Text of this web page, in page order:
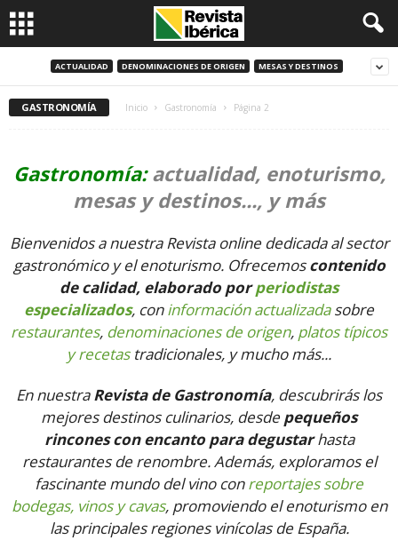
ACTUALIDAD DENOMINACIONES DE ORIGEN MESAS Y DESTINOS
GASTRONOMÍA Inicio Gastronomía Página 2
Gastronomía:actualidad, enoturismo,
mesas y destinos..., y más
Bienvenidos a nuestra Revista online dedicada al sector
gastronómico y el enoturismo. Ofrecemoscontenido
de calidad, elaborado porperiodistas
especializados, coninformación actualizadasobre
restaurantes, denominaciones de origen, platos típicos
y recetastradicionales, y mucho más...
En nuestraRevista de Gastronomía, descubrirás los
mejores destinos culinarios, desde pequeños
rincones con encanto para degustarhasta
restaurantes de renombre. Además, exploramos el
fascinante mundo del vino conreportajes sobre
bodegas, vinos y cavas, promoviendo el enoturismo en
las principales regiones vinícolas de España.